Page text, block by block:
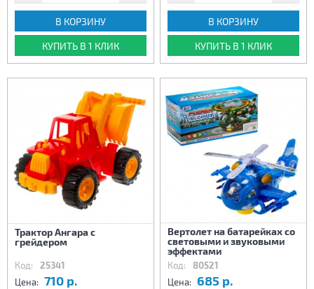
В КОРЗИНУ
КУПИТЬ В 1 КЛИК
В КОРЗИНУ
КУПИТЬ В 1 КЛИК
Трактор Ангара с
грейдером
Код: 25341
Цена: 710 р.
Вертолет на батарейках со
световыми и звуковыми
эффектами
Код: 80521
Цена: 685 р.